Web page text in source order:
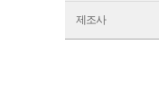
제조사